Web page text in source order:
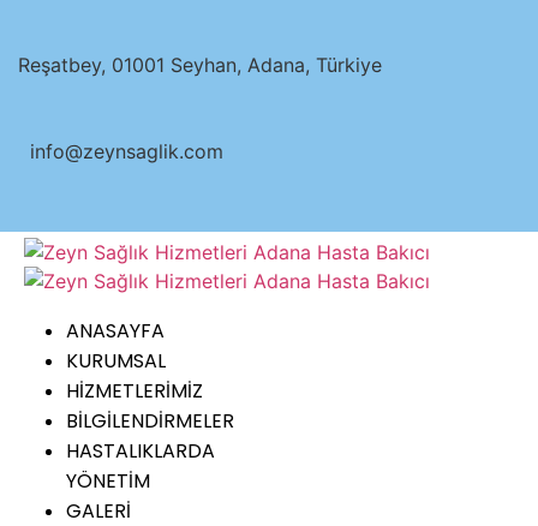
Reşatbey, 01001 Seyhan, Adana, Türkiye
info@zeynsaglik.com
ANASAYFA
KURUMSAL
HİZMETLERİMİZ
BİLGİLENDİRMELER
HASTALIKLARDA
YÖNETİM
GALERİ